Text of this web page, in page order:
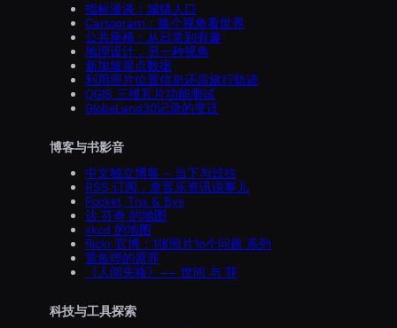
指标漫谈：城镇人口
Cartogram：换个视角看世界
公共座椅：从日常到有趣
地理设计，另一种视角
新加坡景点数据
利用照片位置信息还原旅行轨迹
QGIS 三维瓦片功能测试
GlobeLand30记录的变迁
博客与书影音
中文独立博客 – 当下与过往
RSS 订阅，拿音乐资讯说事儿
Pocket, Thx & Bye
达·芬奇 的地图
xkcd 的地图
flickr 官博：1张照片16个问题 系列
章鱼哔的原罪
《人间失格》—— 世间 与 罪
科技与工具探索